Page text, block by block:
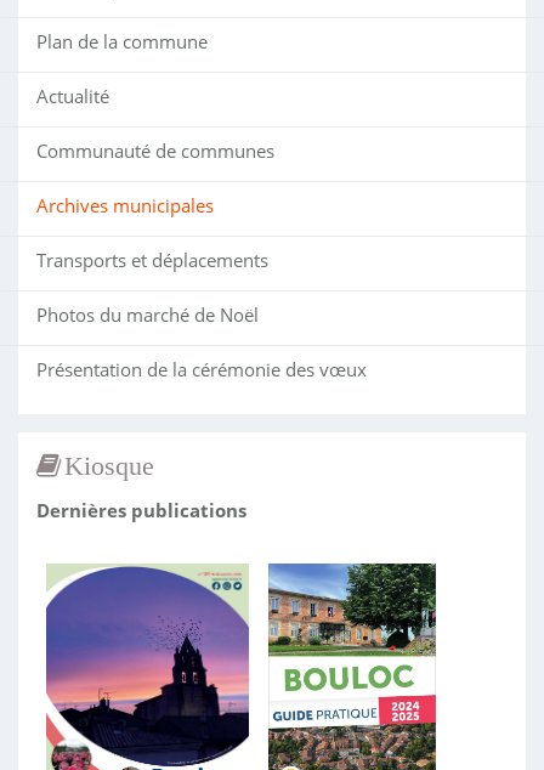
Plan de la commune
Actualité
Communauté de communes
Archives municipales
Transports et déplacements
Photos du marché de Noël
Présentation de la cérémonie des vœux
Kiosque
Dernières publications